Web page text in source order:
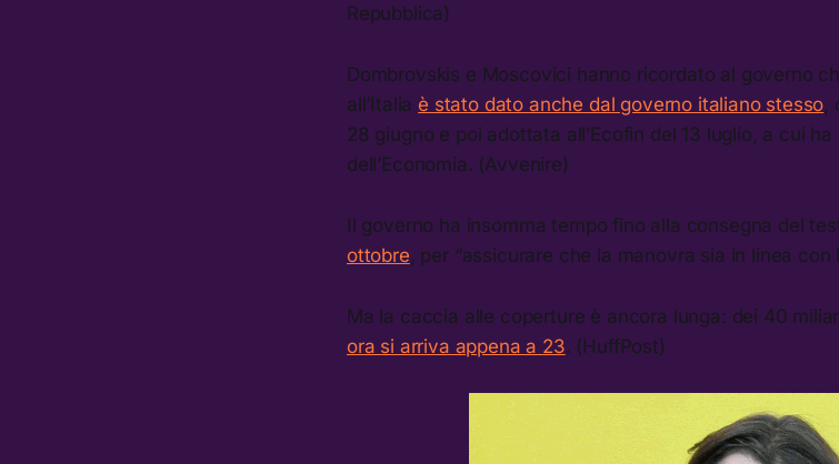
Repubblica)
Dombrovskis e Moscovici hanno ricordato al governo
all’Italia è stato dato anche dal governo italiano stesso
28 giugno e poi adottata all’Ecofin del 13 luglio, a cui
dell’Economia. (Avvenire)
Il governo ha insomma tempo fino alla consegna del
ottobre , per “assicurare che la manovra sia in linea
Ma la caccia alle coperture è ancora lunga: dei 40
ora si arriva appena a 23. (HuffPost)